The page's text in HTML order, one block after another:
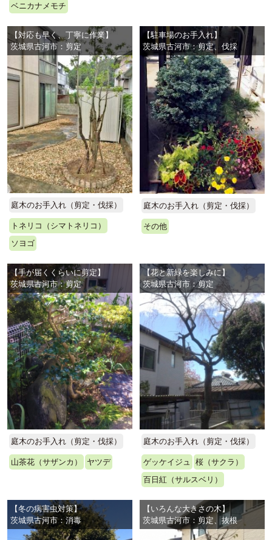
ベニカナメモチ
【対応も早く、丁寧に作業】
茨城県古河市：剪定
庭木のお手入れ（剪定・伐採）
トネリコ（シマトネリコ）
ソヨゴ
【駐車場のお手入れ】
茨城県古河市：剪定、伐採
庭木のお手入れ（剪定・伐採）
その他
【手が届くくらいに剪定】
茨城県古河市：剪定
庭木のお手入れ（剪定・伐採）
山茶花（サザンカ） ヤツデ
【花と新緑を楽しみに】
茨城県古河市：剪定
庭木のお手入れ（剪定・伐採）
ゲッケイジュ
桜（サクラ）
百日紅（サルスベリ）
【冬の病害虫対策】
茨城県古河市：消毒
【いろんな大きさの木】
茨城県古河市：剪定、抜根